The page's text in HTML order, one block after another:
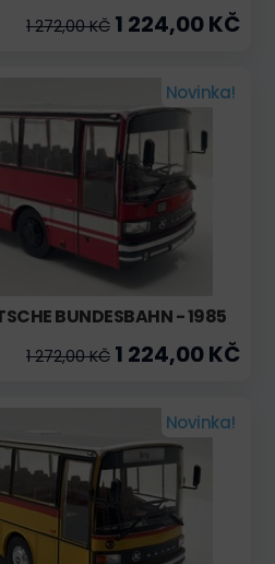
1 272,00 KČ 1 224,00 KČ
Novinka!
BUNDESBAHN - 1985
1 272,00 KČ 1 224,00 KČ
Novinka!